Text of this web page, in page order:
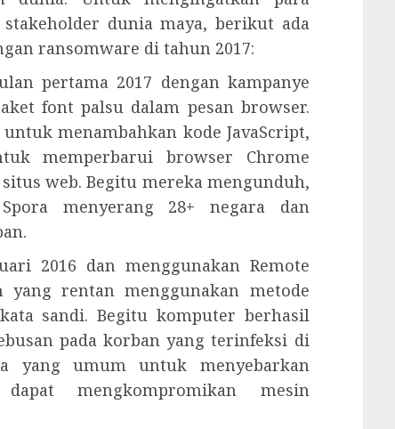
dunia maya, berikut ada
ransomware di tahun 2017:
pertama 2017 dengan kampanye
font palsu dalam pesan browser.
menambahkan kode JavaScript,
memperbarui browser Chrome
web. Begitu mereka mengunduh,
menyerang 28+ negara dan
2016 dan menggunakan Remote
yang rentan menggunakan metode
sandi. Begitu komputer berhasil
pada korban yang terinfeksi di
yang umum untuk menyebarkan
mengkompromikan mesin